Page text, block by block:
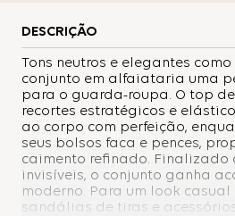
DESCRIÇÃO
Tons neutros e elegantes
conjunto em alfaiataria uma
para o guarda-roupa. O top
recortes estratégicos e
ao corpo com perfeição,
seus bolsos faca e pences,
caimento refinado. Finalizado
invisíveis, o conjunto ganha
moderno. Para um look casual
sandálias de tiras e